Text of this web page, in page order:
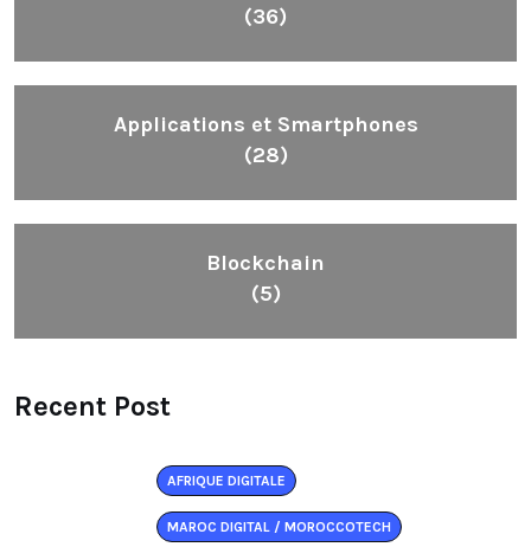
(36)
Applications et Smartphones
(28)
Blockchain
(5)
Recent Post
AFRIQUE DIGITALE
MAROC DIGITAL / MOROCCOTECH